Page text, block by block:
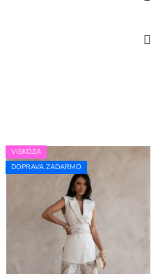
VISKÓZA
DOPRAVA ZADARMO